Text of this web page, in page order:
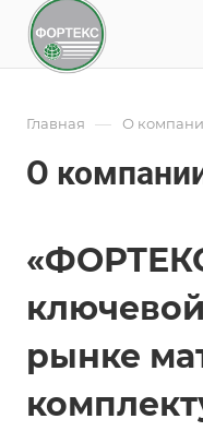
Главная — О
О
рынке